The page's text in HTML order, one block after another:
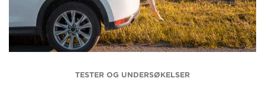
TESTER OG UNDERSØKELSER